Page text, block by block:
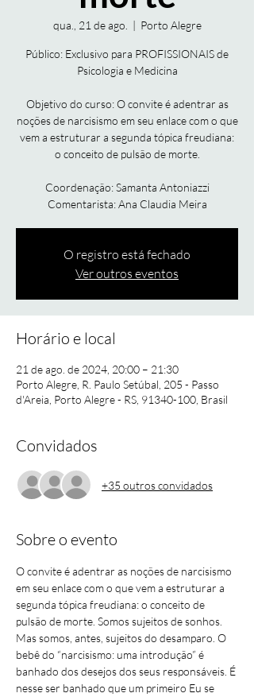
qua., 21 de ago.
  |
Porto Alegre
Público: Exclusivo para PROFISSIONAIS de
Psicologia e Medicina
Objetivo do curso: O convite é adentrar as
noções de narcisismo em seu enlace com o que
vem a estruturar a segunda tópica freudiana:
o conceito de pulsão de morte.
Coordenação: Samanta Antoniazzi
O registro está fechado
Ver outros eventos
Horário e local
21 de ago. de 2024, 20:00 – 21:30
Porto Alegre, R. Paulo Setúbal, 205 - Passo
d'Areia, Porto Alegre - RS, 91340-100, Brasil
Convidados
+35 outros convidados
Sobre o evento
O convite é adentrar as noções de narcisismo
em seu enlace com o que vem a estruturar a
segunda tópica freudiana: o conceito de
pulsão de morte. Somos sujeitos de sonhos.
Mas somos, antes, sujeitos do desamparo. O
bebê do “narcisismo: uma introdução” é
banhado dos desejos dos seus responsáveis. É
nesse ser banhado que um primeiro Eu se